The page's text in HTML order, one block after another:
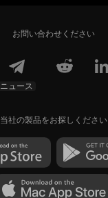
お問い合わせください
ニュース
当社の製品をお探しください